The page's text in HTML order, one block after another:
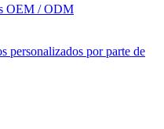
OEM / ODM
personalizados por parte de